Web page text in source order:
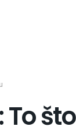
što